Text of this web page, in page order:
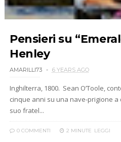
Pensieri su
Henley
AMARILLI73 6 YEARS AGO
Inghilterra, 1800. Sean O’Toole,
cinque anni su una nave-prigione a
suo fratel...
0 COMMENTI 2 MINUTE LEGGI